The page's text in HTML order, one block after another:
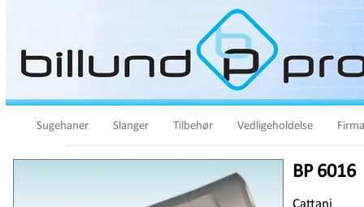
Sugehaner Slanger Tilbehør Vedligeholdelse
BP 6016
Cattani